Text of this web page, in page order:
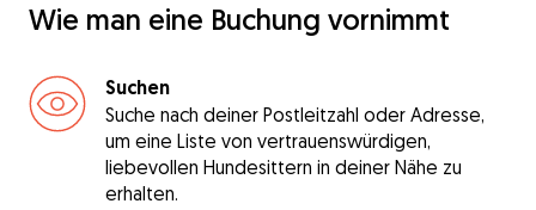
Wie man eine Buchung vornimmt
Suchen
Suche nach deiner Postleitzahl oder Adresse,
um eine Liste von vertrauenswürdigen,
liebevollen Hundesittern in deiner Nähe zu
erhalten.